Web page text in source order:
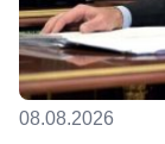
08.08.2026